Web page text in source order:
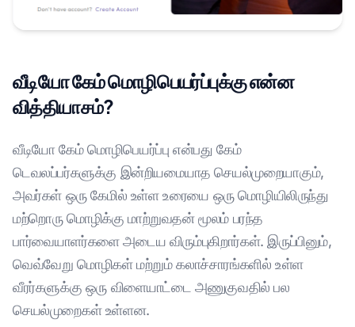
வீடியோ கேம் மொழிபெயர்ப்புக்கு என்ன
வித்தியாசம்?
வீடியோ கேம் மொழிபெயர்ப்பு என்பது கேம்
டெவலப்பர்களுக்கு இன்றியமையாத செயல்முறையாகும்,
அவர்கள் ஒரு கேமில் உள்ள உரையை ஒரு மொழியிலிருந்து
மற்றொரு மொழிக்கு மாற்றுவதன் மூலம் பரந்த
பார்வையாளர்களை அடைய விரும்புகிறார்கள். இருப்பினும்,
வெவ்வேறு மொழிகள் மற்றும் கலாச்சாரங்களில் உள்ள
வீரர்களுக்கு ஒரு விளையாட்டை அணுகுவதில் பல
செயல்முறைகள் உள்ளன.